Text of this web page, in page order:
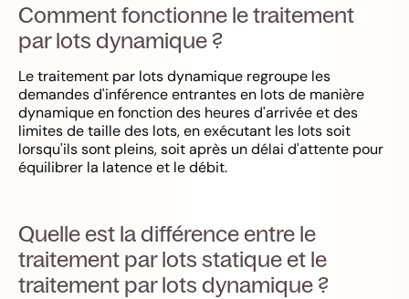
Comment fonctionne le traitement
par lots dynamique ?
Le traitement par lots dynamique regroupe les
demandes d'inférence entrantes en lots de manière
dynamique en fonction des heures d'arrivée et des
limites de taille des lots, en exécutant les lots soit
lorsqu'ils sont pleins, soit après un délai d'attente pour
équilibrer la latence et le débit.
Quelle est la différence entre le
traitement par lots statique et le
traitement par lots dynamique ?